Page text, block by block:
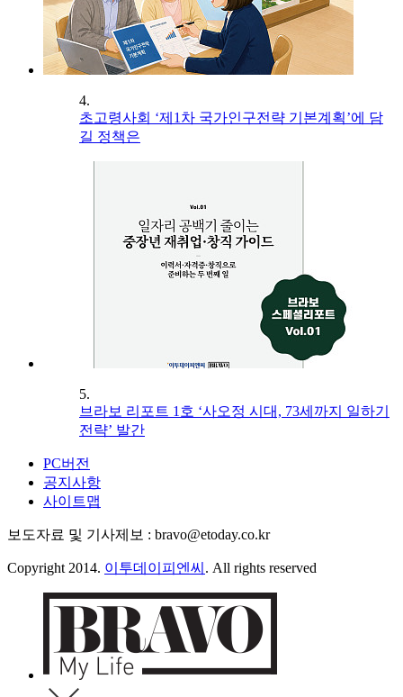
4.
초고령사회 ‘제1차 국가인구전략 기본계획’에 담
길 정책은
5.
브라보 리포트 1호 ‘사오정 시대, 73세까지 일하기
전략’ 발간
PC버전
공지사항
사이트맵
보도자료 및 기사제보 : bravo@etoday.co.kr
Copyright 2014. 이투데이피엔씨 . All rights reserved